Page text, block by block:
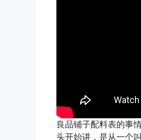
良品铺子配料表的事
头开始讲，是从一个